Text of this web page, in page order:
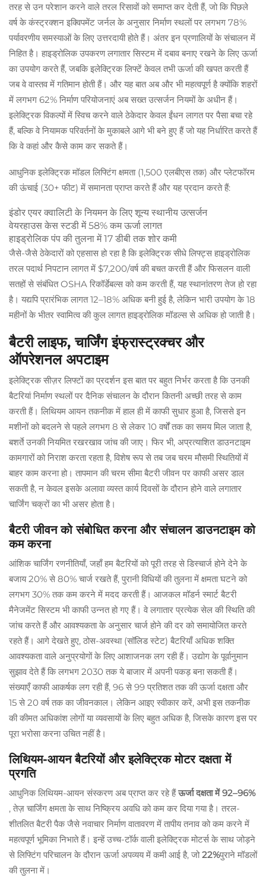
तरह से उन परेशान करने वाले तरल रिसावों को समाप्त कर देती हैं, जो कि पिछले
वर्ष के कंस्ट्रक्शन इक्विपमेंट जर्नल के अनुसार निर्माण स्थलों पर लगभग 78%
पर्यावरणीय समस्याओं के लिए उत्तरदायी होते हैं। अंतर इन प्रणालियों के संचालन में
निहित है। हाइड्रोलिक उपकरण लगातार सिस्टम में दबाव बनाए रखने के लिए ऊर्जा
का उपयोग करते हैं, जबकि इलेक्ट्रिक लिफ्टें केवल तभी ऊर्जा की खपत करती हैं
जब वे वास्तव में गतिमान होती हैं। और यह बात अब और भी महत्वपूर्ण है क्योंकि शहरों
में लगभग 62% निर्माण परियोजनाएं अब सख्त उत्सर्जन नियमों के अधीन हैं।
इलेक्ट्रिक विकल्पों में स्विच करने वाले ठेकेदार केवल ईंधन लागत पर पैसा बचा रहे
हैं, बल्कि वे नियामक परिवर्तनों के मुकाबले आगे भी बने हुए हैं जो यह निर्धारित करते हैं
कि वे कहां और कैसे काम कर सकते हैं।
आधुनिक इलेक्ट्रिक मॉडल लिफ्टिंग क्षमता (1,500 एलबीएस तक) और प्लेटफॉरम
की ऊंचाई (30+ फीट) में समानता प्राप्त करते हैं और यह प्रदान करते हैं:
इंडोर एयर क्वालिटी के नियमन के लिए शून्य स्थानीय उत्सर्जन
वेयरहाउस केस स्टडी में 58% कम ऊर्जा लागत
हाइड्रोलिक पंप की तुलना में 17 डीबी तक शोर कमी
जैसे-जैसे ठेकेदारों को एहसास हो रहा है कि इलेक्ट्रिक सीधे लिफ्ट्स हाइड्रोलिक
तरल पदार्थ निपटान लागत में $7,200/वर्ष की बचत करती हैं और फिसलन वाली
सतहों से संबंधित OSHA रिकॉर्डेबल्स को कम करती हैं, यह स्थानांतरण तेज हो रहा
है। यद्यपि प्रारंभिक लागत 12–18% अधिक बनी हुई है, लेकिन भारी उपयोग के 18
महीनों के भीतर स्वामित्व की कुल लागत हाइड्रोलिक मॉडल्स से अधिक हो जाती है।
बैटरी लाइफ, चार्जिंग इंफ्रास्ट्रक्चर और
ऑपरेशनल अपटाइम
इलेक्ट्रिक सीज़र लिफ्टों का प्रदर्शन इस बात पर बहुत निर्भर करता है कि उनकी
बैटरियां निर्माण स्थलों पर दैनिक संचालन के दौरान कितनी अच्छी तरह से काम
करती हैं। लिथियम आयन तकनीक में हाल ही में काफी सुधार हुआ है, जिससे इन
मशीनों को बदलने से पहले लगभग 8 से लेकर 10 वर्षों तक का समय मिल जाता है,
बशर्ते उनकी नियमित रखरखाव जांच की जाए। फिर भी, अप्रत्याशित डाउनटाइम
कामगारों को निराश करता रहता है, विशेष रूप से तब जब चरम मौसमी स्थितियों में
बाहर काम करना हो। तापमान की चरम सीमा बैटरी जीवन पर काफी असर डाल
सकती है, न केवल इसके अलावा व्यस्त कार्य दिवसों के दौरान होने वाले लगातार
चार्जिंग चक्रों का भी असर होता है।
बैटरी जीवन को संबोधित करना और संचालन डाउनटाइम को
कम करना
आंशिक चार्जिंग रणनीतियाँ, जहाँ हम बैटरियों को पूरी तरह से डिस्चार्ज होने देने के
बजाय 20% से 80% चार्ज रखते हैं, पुरानी विधियों की तुलना में क्षमता घटने को
लगभग 30% तक कम करने में मदद करती हैं। आजकल मॉडर्न स्मार्ट बैटरी
मैनेजमेंट सिस्टम भी काफी उन्नत हो गए हैं। वे लगातार प्रत्येक सेल की स्थिति की
जांच करते हैं और आवश्यकता के अनुसार चार्ज होने की दर को समायोजित करते
रहते हैं। आगे देखते हुए, ठोस-अवस्था (सॉलिड स्टेट) बैटरियाँ अधिक शक्ति
आवश्यकता वाले अनुप्रयोगों के लिए आशाजनक लग रही हैं। उद्योग के पूर्वानुमान
सुझाव देते हैं कि लगभग 2030 तक ये बाजार में अपनी पकड़ बना सकती हैं।
संख्याएँ काफी आकर्षक लग रही हैं, 96 से 99 प्रतिशत तक की ऊर्जा दक्षता और
15 से 20 वर्ष तक का जीवनकाल। लेकिन आइए स्वीकार करें, अभी इस तकनीक
की कीमत अधिकांश लोगों या व्यवसायों के लिए बहुत अधिक है, जिसके कारण इस पर
पूरा भरोसा करना उचित नहीं है।
लिथियम-आयन बैटरियों और इलेक्ट्रिक मोटर दक्षता में
प्रगति
आधुनिक लिथियम-आयन संस्करण अब प्राप्त कर रहे हैंऊर्जा दक्षता में 92–96%
, तेज़ चार्जिंग क्षमता के साथ निष्क्रिय अवधि को कम कर दिया गया है। तरल-
शीतलित बैटरी पैक जैसे नवाचार निर्माण वातावरण में तापीय तनाव को कम करने में
महत्वपूर्ण भूमिका निभाते हैं। इन्हें उच्च-टॉर्क वाली इलेक्ट्रिक मोटर्स के साथ जोड़ने
से लिफ्टिंग परिचालन के दौरान ऊर्जा अपव्यय में कमी आई है, जो22%पुराने मॉडलों
की तुलना में।